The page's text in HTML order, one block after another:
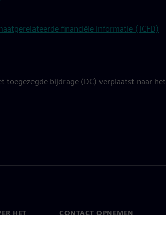
financiële informatie (TCFD)
bijdrage (DC) verplaatst naar het
HET
CONTACT OPNEMEN